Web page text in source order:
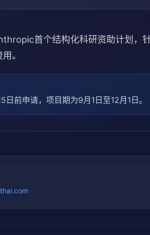
首个结构化科研资助计划，
。
日前申请，项目期为9月1日至12月1日。